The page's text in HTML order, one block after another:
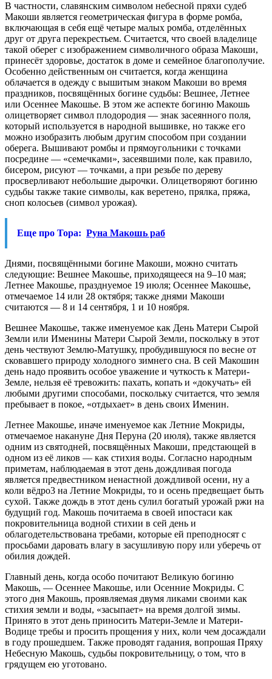
В частности, славянским символом небесной пряхи судеб
Макоши является геометрическая фигура в форме ромба,
включающая в себя ещё четыре малых ромба, отделённых
друг от друга перекрестьем. Считается, что своей владелице
такой оберег с изображением символичного образа Макоши,
принесёт здоровье, достаток в доме и семейное благополучие.
Особенно действенным он считается, когда женщина
облачается в одежду с вышитым знаком Макоши во время
праздников, посвящённых богине судьбы: Вешнее, Летнее
или Осеннее Макошье. В этом же аспекте богиню Макошь
олицетворяет символ плодородия — знак засеянного поля,
который используется в народной вышивке, но также его
можно изобразить любым другим способом при создании
оберега. Вышивают ромбы и прямоугольники с точками
посредине — «семечками», засеявшими поле, как правило,
бисером, рисуют — точками, а при резьбе по дереву
просверливают небольшие дырочки. Олицетворяют богиню
судьбы также такие символы, как веретено, прялка, пряжа,
сноп колосьев (символ урожая).
Еще про Тора: Руна Макошь раб
Днями, посвящёнными богине Макоши, можно считать
следующие: Вешнее Макошье, приходящееся на 9–10 мая;
Летнее Макошье, празднуемое 19 июля; Осеннее Макошье,
отмечаемое 14 или 28 октября; также днями Макоши
считаются — 8 и 14 сентября, 1 и 10 ноября.
Вешнее Макошье, также именуемое как День Матери Сырой
Земли или Именины Матери Сырой Земли, поскольку в этот
день чествуют Землю-Матушку, пробудившуюся по весне от
сковавшего природу холодного зимнего сна. В сей Макошин
день надо проявить особое уважение и чуткость к Матери-
Земле, нельзя её тревожить: пахать, копать и «докучать» ей
любыми другими способами, поскольку считается, что земля
пребывает в покое, «отдыхает» в день своих Именин.
Летнее Макошье, иначе именуемое как Летние Мокриды,
отмечаемое накануне Дня Перуна (20 июля), также является
одним из святодней, посвящённых Макоши, предстающей в
одном из её ликов — как стихия воды. Согласно народным
приметам, наблюдаемая в этот день дождливая погода
является предвестником ненастной дождливой осени, ну а
коли вёдро3 на Летние Мокриды, то и осень предвещает быть
сухой. Также дождь в этот день сулил богатый урожай ржи на
будущий год. Макошь почитаема в своей ипостаси как
покровительница водной стихии в сей день и
облагодетельствована требами, которые ей преподносят с
просьбами даровать влагу в засушливую пору или уберечь от
обилия дождей.
Главный день, когда особо почитают Великую богиню
Макошь, — Осеннее Макошье, или Осенние Мокриды. С
этого дня Макошь, проявляемая двумя ликами своими как
стихия земли и воды, «засыпает» на время долгой зимы.
Принято в этот день приносить Матери-Земле и Матери-
Водице требы и просить прощения у них, коли чем досаждали
в году прошедшем. Также проводят гадания, вопрошая Пряху
Небесную Макошь, судьбы покровительницу, о том, что в
грядущем ею уготовано.